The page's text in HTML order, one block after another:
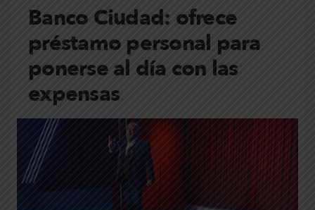
Banco Ciudad: ofrece
préstamo personal para
ponerse al día con las
expensas